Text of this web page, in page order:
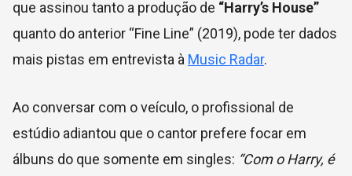
que assinou tanto a produção de “Harry’s House”
quanto do anterior “Fine Line” (2019), pode ter dados
mais pistas em entrevista à Music Radar.
Ao conversar com o veículo, o profissional de
estúdio adiantou que o cantor prefere focar em
álbuns do que somente em singles: “Com o Harry, é